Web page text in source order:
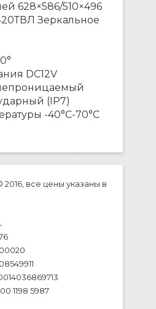
628×586/510×496
Зеркальное
DC12V
(IP7)
-40°С-70°С
2016, все цены указаны в
1198 5987